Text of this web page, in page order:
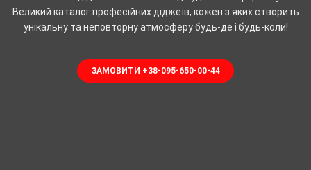
Великий каталог професійних діджеїв, кожен з яких створить
унікальну та неповторну атмосферу будь-де і будь-коли!
ЗАМОВИТИ +38-095-650-00-44